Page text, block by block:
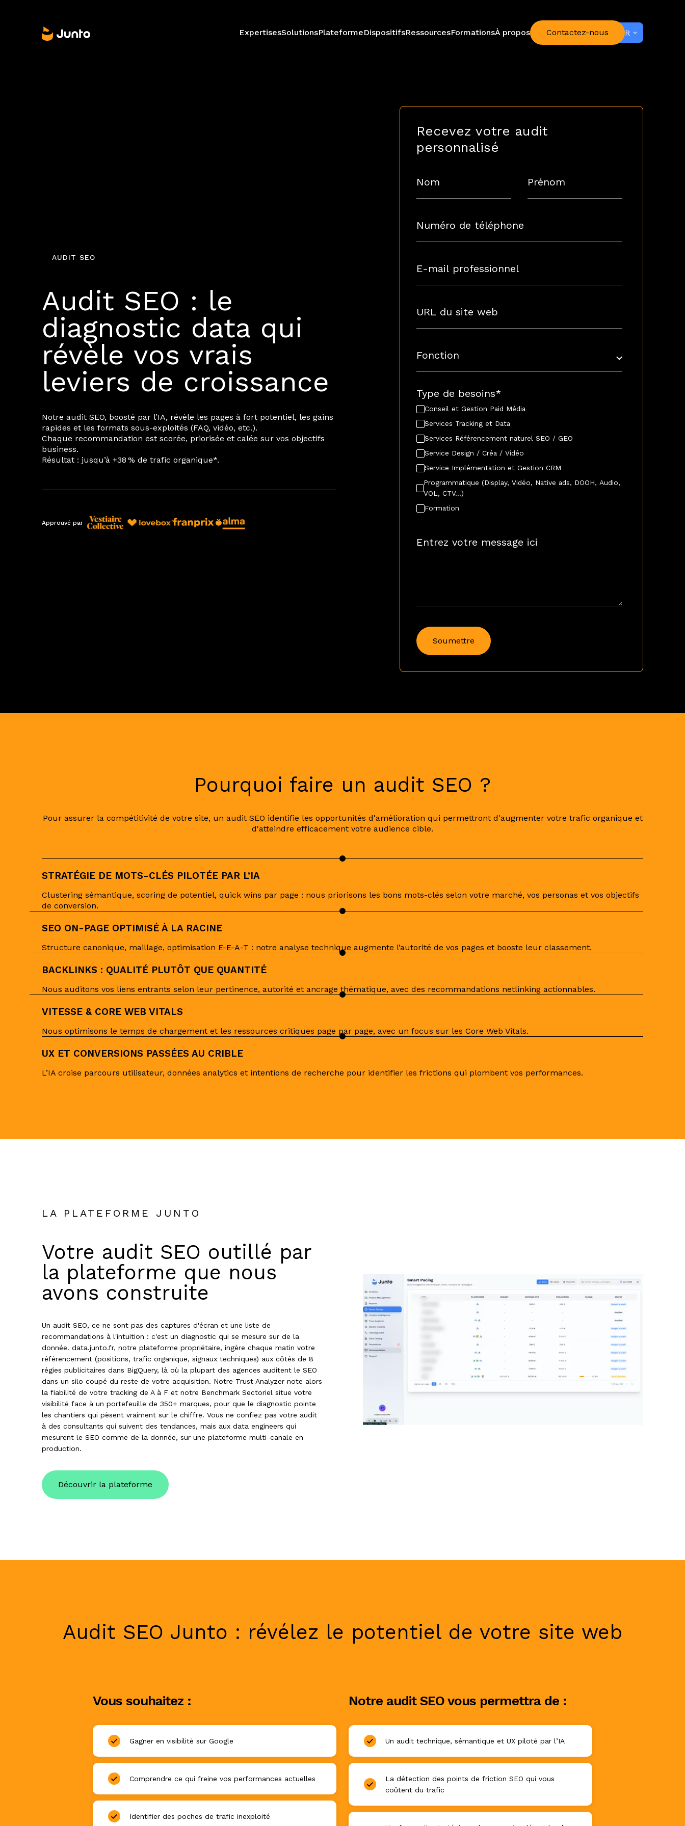
ExpertisesSolutionsPlateformeDispositifsRessourcesFormationsÀ propos Contactez-nous FR
AUDIT SEO
Audit SEO : le
diagnostic data qui
révèle vos vrais
leviers de croissance
Notre audit SEO, boosté par l’IA, révèle les pages à fort potentiel, les gains
rapides et les formats sous-exploités (FAQ, vidéo, etc.).
Chaque recommandation est scorée, priorisée et calée sur vos objectifs
business.
Résultat : jusqu’à +38 % de trafic organique*.
Approuvé par
Recevez votre audit
personnalisé
Type de besoins*
Conseil et Gestion Paid Média
Services Tracking et Data
Services Référencement naturel SEO / GEO
Service Design / Créa / Vidéo
Service Implémentation et Gestion CRM
Programmatique (Display, Vidéo, Native ads, DOOH, Audio,
VOL, CTV…)
Formation
Pourquoi faire un audit SEO ?
Pour assurer la compétitivité de votre site, un audit SEO identifie les opportunités d'amélioration qui permettront d'augmenter votre trafic organique et
d'atteindre efficacement votre audience cible.
STRATÉGIE DE MOTS-CLÉS PILOTÉE PAR L’IA
Clustering sémantique, scoring de potentiel, quick wins par page : nous priorisons les bons mots-clés selon votre marché, vos personas et vos objectifs
de conversion.
SEO ON-PAGE OPTIMISÉ À LA RACINE
Structure canonique, maillage, optimisation E-E-A-T : notre analyse technique augmente l’autorité de vos pages et booste leur classement.
BACKLINKS : QUALITÉ PLUTÔT QUE QUANTITÉ
Nous auditons vos liens entrants selon leur pertinence, autorité et ancrage thématique, avec des recommandations netlinking actionnables.
VITESSE & CORE WEB VITALS
Nous optimisons le temps de chargement et les ressources critiques page par page, avec un focus sur les Core Web Vitals.
UX ET CONVERSIONS PASSÉES AU CRIBLE
L’IA croise parcours utilisateur, données analytics et intentions de recherche pour identifier les frictions qui plombent vos performances.
LA PLATEFORME JUNTO
Votre audit SEO outillé par
la plateforme que nous
avons construite
Un audit SEO, ce ne sont pas des captures d'écran et une liste de
recommandations à l'intuition : c'est un diagnostic qui se mesure sur de la
donnée. data.junto.fr, notre plateforme propriétaire, ingère chaque matin votre
référencement (positions, trafic organique, signaux techniques) aux côtés de 8
régies publicitaires dans BigQuery, là où la plupart des agences auditent le SEO
dans un silo coupé du reste de votre acquisition. Notre Trust Analyzer note alors
la fiabilité de votre tracking de A à F et notre Benchmark Sectoriel situe votre
visibilité face à un portefeuille de 350+ marques, pour que le diagnostic pointe
les chantiers qui pèsent vraiment sur le chiffre. Vous ne confiez pas votre audit
à des consultants qui suivent des tendances, mais aux data engineers qui
mesurent le SEO comme de la donnée, sur une plateforme multi-canale en
production.
Découvrir la plateforme
Audit SEO Junto : révélez le potentiel de votre site web
Vous souhaitez :
Gagner en visibilité sur Google
Comprendre ce qui freine vos performances actuelles
Identifier des poches de trafic inexploité
Notre audit SEO vous permettra de :
Un audit technique, sémantique et UX piloté par l’IA
La détection des points de friction SEO qui vous
coûtent du trafic